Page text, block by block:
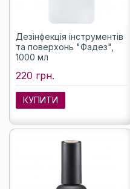
Дезінфекція інструментів
та поверхонь "Фадез",
1000 мл
220 грн.
КУПИТИ